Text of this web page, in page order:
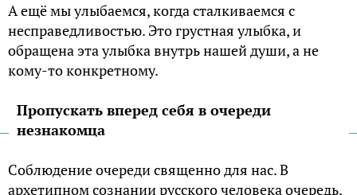
А ещё мы улыбаемся, когда сталкиваемся с
несправедливостью. Это грустная улыбка, и
обращена эта улыбка внутрь нашей души, а не
кому-то конкретному.
Пропускать вперед себя в очереди
незнакомца
Соблюдение очереди священно для нас. В
архетипном сознании русского человека очередь,